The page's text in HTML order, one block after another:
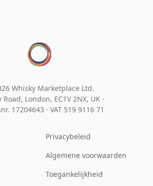
Whisky Marketplace Ltd.
Road, London, EC1V 2NX, UK ·
17204643 · VAT 519 9116 71
Privacybeleid
Algemene voorwaarden
Toegankelijkheid